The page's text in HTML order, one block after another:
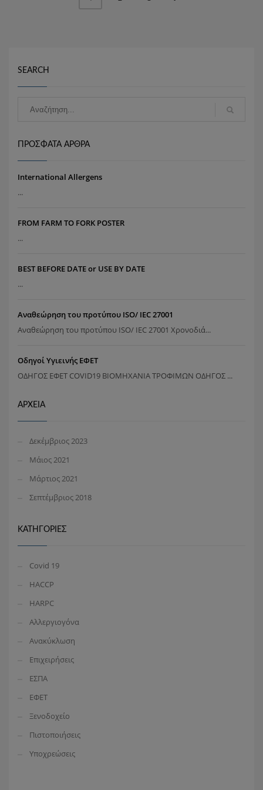
SEARCH
ΠΡΌΣΦΑΤΑ ΆΡΘΡΑ
International Allergens
...
FROM FARM TO FORK POSTER
...
BEST BEFORE DATE or USE BY DATE
...
Αναθεώρηση του προτύπου ISO/ IEC 27001
Αναθεώρηση του προτύπου ISO/ IEC 27001 Χρονοδιά...
Οδηγοί Υγιεινής ΕΦΕΤ
ΟΔΗΓΟΣ ΕΦΕΤ COVID19 ΒΙΟΜΗΧΑΝΙΑ ΤΡΟΦΙΜΩΝ ΟΔΗΓΟΣ ...
ΑΡΧΕΊΑ
Δεκέμβριος 2023
Μάιος 2021
Μάρτιος 2021
Σεπτέμβριος 2018
ΚΑΤΗΓΟΡΊΕΣ
Covid 19
HACCP
HARPC
Αλλεργιογόνα
Ανακύκλωση
Επιχειρήσεις
ΕΣΠΑ
ΕΦΕΤ
Ξενοδοχείο
Πιστοποιήσεις
Υποχρεώσεις